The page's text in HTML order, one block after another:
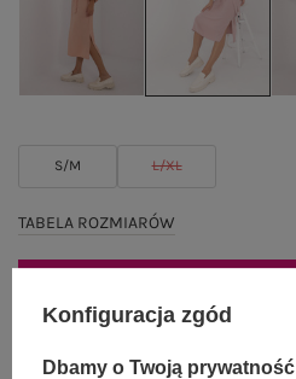
S/M L/XL
TABELA ROZMIARÓW
Konfiguracja zgód
Dbamy o Twoją prywatność